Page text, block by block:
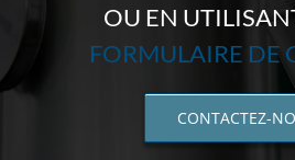
OU EN
FORMULAIRE DE
CONTACTEZ-